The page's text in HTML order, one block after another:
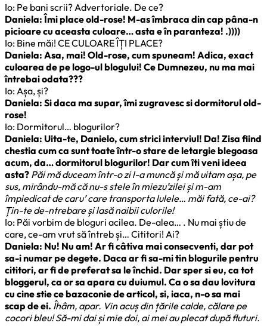
Io: Pe bani scrii? Advertoriale. De ce?
Daniela: Îmi place old-rose! M-as îmbraca din cap pâna-n
picioare cu aceasta culoare… asta e în paranteza! .))))
Io: Bine măi! CE CULOARE ÎȚI PLACE?
Daniela: Asa, mai! Old-rose, cum spuneam! Adica, exact
culoarea de pe logo-ul blogului! Ce Dumnezeu, nu ma mai
întrebai odata???
Io: Așa, și?
Daniela: Si daca ma supar, îmi zugravesc si dormitorul old-
rose!
Io: Dormitorul… blogurilor?
Daniela: Uita-te, Danielo, cum strici interviul! Da! Zisa fiind
chestia cum ca sunt toate într-o stare de letargie blegoasa
acum, da… dormitorul blogurilor! Dar cum îti veni ideea
asta? Păi mă duceam într-o zi l-a muncă și mă uitam așa, pe
sus, mirându-mă că nu-s stele în miezu’zilei și m-am
împiedicat de caru’ care transporta lulele… măi fată, ce-ai?
Țin-te de-ntrebare și lasă naibii culorile!
Io: Păi vorbim de bloguri acilea. De-alea… . Nu mai știu de
care, ce-am vrut să întreb și… Cititori! Ai?
Daniela: Nu! Nu am! Ar fi câtiva mai consecventi, dar pot
sa-i numar pe degete. Daca ar fi sa-mi tin blogurile pentru
cititori, ar fi de preferat sa le închid. Dar sper si eu, ca tot
bloggerul, ca or sa apara cu duiumul. Ca o sa dau lovitura
cu cine stie ce bazaconie de articol, si, iaca, n-o sa mai
scap de ei. Îhâm, apar. Vin acuș din țările calde, călare pe
cocori bleu! Să-mi dai și mie doi, ai mei au plecat după fluturi.